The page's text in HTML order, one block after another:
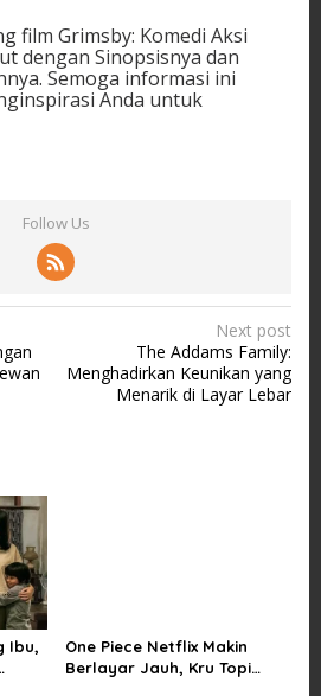
film Grimsby: Komedi Aksi
dengan Sinopsisnya dan
Semoga informasi ini
Anda untuk
Follow Us
Next post
The Addams Family:
Menghadirkan Keunikan yang
Menarik di Layar Lebar
Ibu,
One Piece Netflix Makin
Berlayar Jauh, Kru Topi